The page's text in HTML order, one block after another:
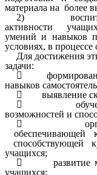
материала на более
2) воспитание
активности
умений и навыков
условиях, в процессе
Для достижения
задачи:

навыков
 выявление
 обучение
возможностей и

обеспечивающей
способствующей
учащихся;
 развитие
учащихся;